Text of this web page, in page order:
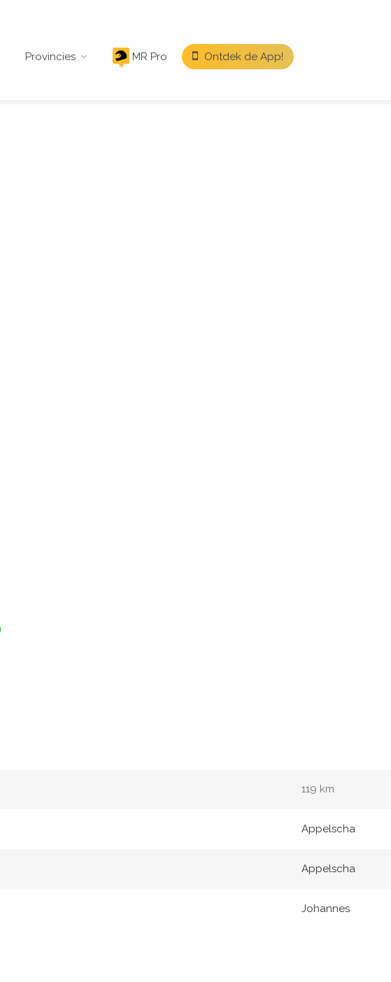
Provincies MR Pro
Ontdek de App!
119 km
Appelscha
Appelscha
Johannes